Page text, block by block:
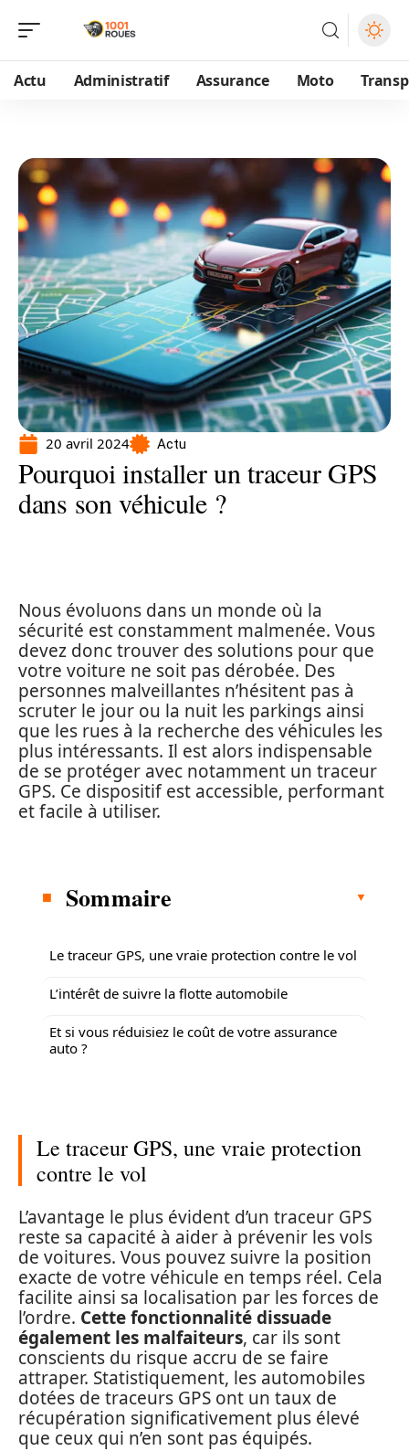
Actu Administratif Assurance Moto
20 avril 2024 Actu
Pourquoi installer un traceur GPS
dans son véhicule ?
Nous évoluons dans un monde où la
sécurité est constamment malmenée. Vous
devez donc trouver des solutions pour que
votre voiture ne soit pas dérobée. Des
personnes malveillantes n’hésitent pas à
scruter le jour ou la nuit les parkings ainsi
que les rues à la recherche des véhicules les
plus intéressants. Il est alors indispensable
de se protéger avec notamment un traceur
GPS. Ce dispositif est accessible, performant
et facile à utiliser.
Sommaire
Le traceur GPS, une vraie protection contre le vol
L’intérêt de suivre la flotte automobile
Et si vous réduisiez le coût de votre assurance
auto ?
Le traceur GPS, une vraie protection
contre le vol
L’avantage le plus évident d’un traceur GPS
reste sa capacité à aider à prévenir les vols
de voitures. Vous pouvez suivre la position
exacte de votre véhicule en temps réel. Cela
facilite ainsi sa localisation par les forces de
l’ordre. Cette fonctionnalité dissuade
également les malfaiteurs, car ils sont
conscients du risque accru de se faire
attraper. Statistiquement, les automobiles
dotées de traceurs GPS ont un taux de
récupération significativement plus élevé
que ceux qui n’en sont pas équipés.